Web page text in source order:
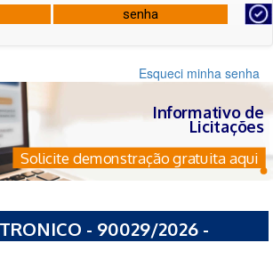
Esqueci minha senha
Informativo de
Licitações
Solicite demonstração gratuita aqui
- 90029/2026 -